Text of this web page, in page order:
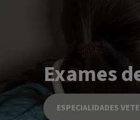
Exames
ESPECIALIDADES